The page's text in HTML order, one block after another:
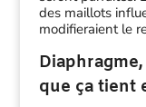
des maillots
modifieraient le
que ça tient